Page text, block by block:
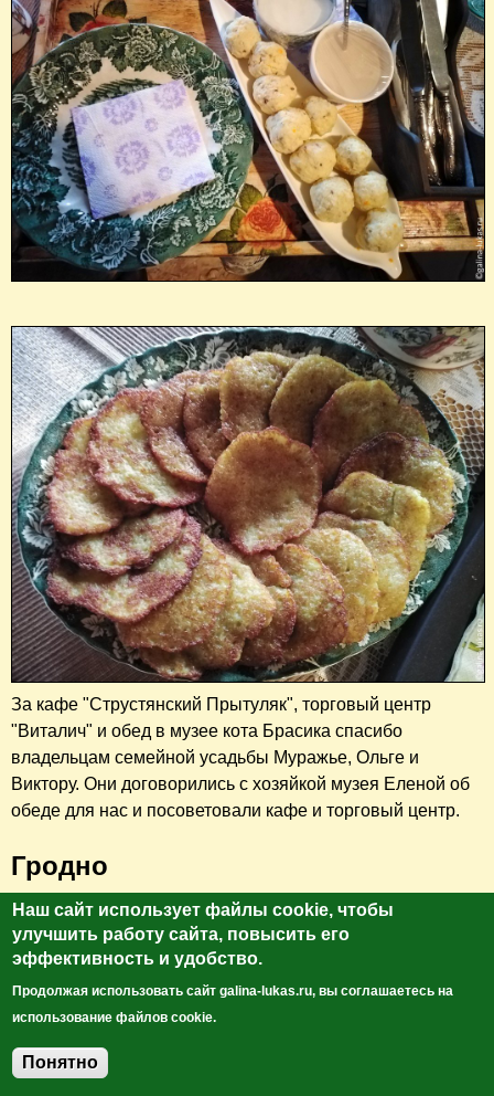
За кафе "Струстянский Прытуляк", торговый центр
"Виталич" и обед в музее кота Брасика спасибо
владельцам семейной усадьбы Муражье, Ольге и
Виктору. Они договорились с хозяйкой музея Еленой об
обеде для нас и посоветовали кафе и торговый центр.
Гродно
Кафе-пекарня "Профитроля" в Гродно предлагает
своим гостям вкусные пирожные, пирожки, кибинаи
(литовская выпечка), эклеры с шампанским, тарты,
шоколадную колбасу. Последняя очень понравилась
Полине. Помимо шоколадной колбасы, мы покупали
соленый тарт с орехами, пирожки с вишней, кибинаи с
яблоками, эклеры. Все очень вкусно. Свежевыпеченное.
Наш сайт использует файлы cookie, чтобы
улучшить работу сайта, повысить его
эффективность и удобство.
Продолжая использовать сайт galina-lukas.ru, вы соглашаетесь на
использование файлов cookie.
Понятно